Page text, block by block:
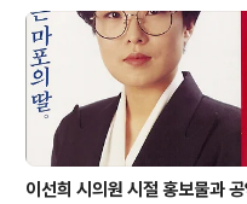
식사를 하거나 더위를 피하기 위해
줄을 서서 기다려 햄버거를 가지고
런데 푸드코트 한쪽에서 고성이 나왔
남성분이 큰소리로 푸드코트 직원들
이선희 시의원 시절 홍보물과